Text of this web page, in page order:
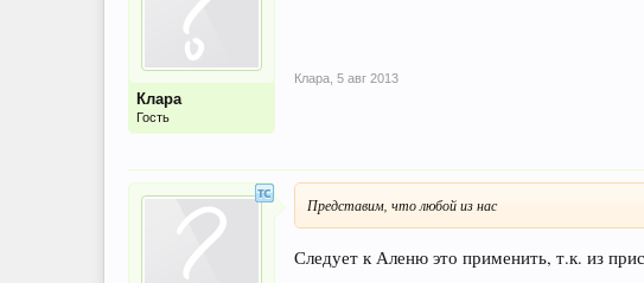
Клара
Гость
Клара 5 авг 2013
Представим, что любой из нас
Следует к Аленю это применить, т.к. из